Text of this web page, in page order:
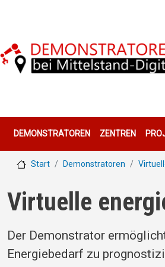
Hauptnavigation
DEMONSTRATOREN ZENTREN
Start Demonstratoren
Virtuelle
Der Demonstrator
Energiebedarf zu